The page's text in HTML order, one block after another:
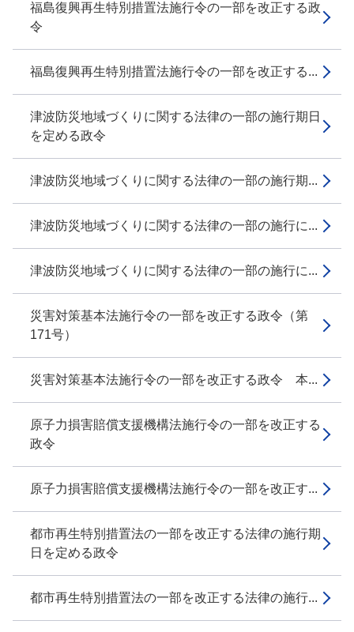
福島復興再生特別措置法施行令の一部を改正する政
令
福島復興再生特別措置法施行令の一部を改正する...
津波防災地域づくりに関する法律の一部の施行期日
を定める政令
津波防災地域づくりに関する法律の一部の施行期...
津波防災地域づくりに関する法律の一部の施行に...
津波防災地域づくりに関する法律の一部の施行に...
災害対策基本法施行令の一部を改正する政令（第
171号）
災害対策基本法施行令の一部を改正する政令 本...
原子力損害賠償支援機構法施行令の一部を改正する
政令
原子力損害賠償支援機構法施行令の一部を改正す...
都市再生特別措置法の一部を改正する法律の施行期
日を定める政令
都市再生特別措置法の一部を改正する法律の施行...